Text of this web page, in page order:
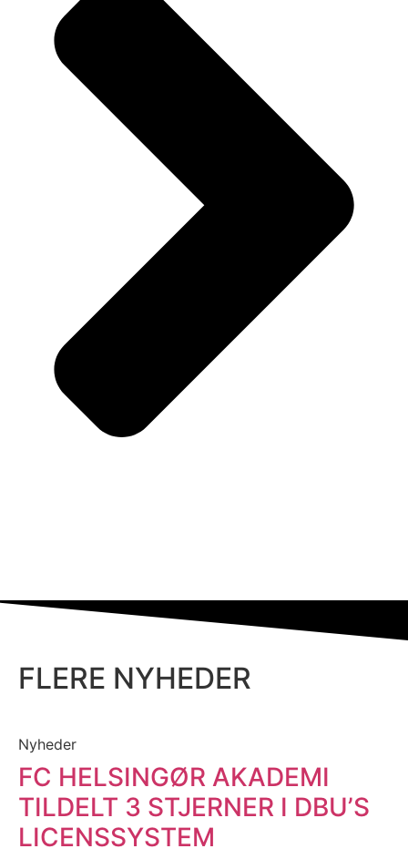
FLERE NYHEDER
Nyheder
FC HELSINGØR AKADEMI
TILDELT 3 STJERNER I DBU’S
LICENSSYSTEM